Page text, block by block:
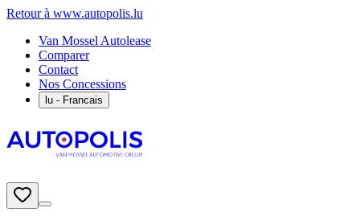
Retour à www.autopolis.lu
Van Mossel Autolease
Comparer
Contact
Nos Concessions
lu - Francais